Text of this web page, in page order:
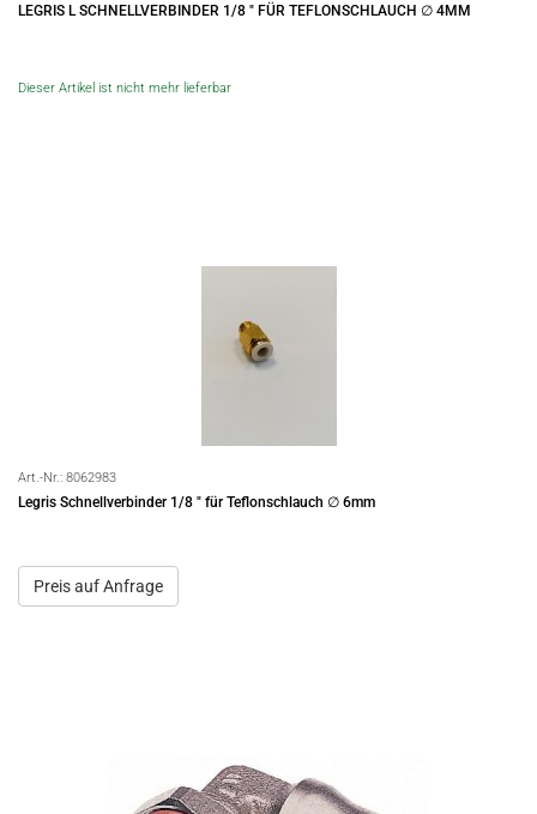
LEGRIS L SCHNELLVERBINDER 1/8 " FÜR TEFLONSCHLAUCH ∅ 4MM
Dieser Artikel ist nicht mehr lieferbar
Art.-Nr.: 8062983
Legris Schnellverbinder 1/8 " für Teflonschlauch ∅ 6mm
Preis auf Anfrage